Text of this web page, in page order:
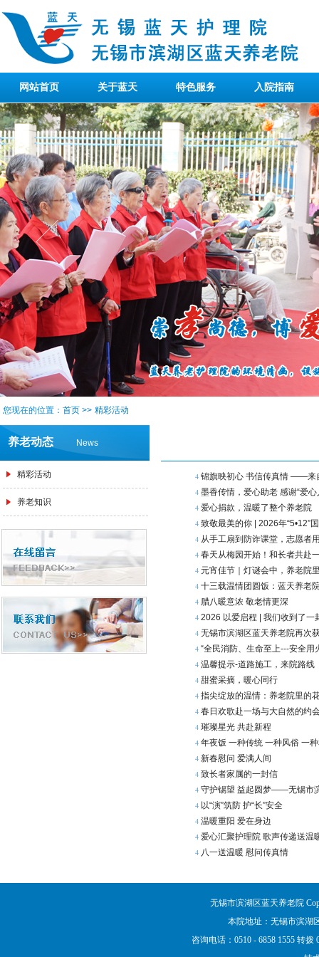
网站首页 关于蓝天 特色服务 入院指南
您现在的位置： 首页 >> 精彩活动
养老动态 News
精彩活动
养老知识
4 锦旗映初心 书信传真情 ——来
4 墨香传情，爱心助老 感谢“爱
4 爱心捐款，温暖了整个养老院
4 致敬最美的你 | 2026年“5•12”
4 从手工扇到防诈课堂，志愿者
4 春天从梅园开始！和长者共赴
4 元宵佳节｜灯谜会中，养老院
4 十三载温情团圆饭：蓝天养老
4 腊八暖意浓 敬老情更深
4 2026 以爱启程 | 我们收到了一
4 无锡市滨湖区蓝天养老院再次
4 “全民消防、生命至上---安全
4 温馨提示-道路施工，来院路线
4 甜蜜采摘，暖心同行
4 指尖绽放的温情：养老院里的
4 春日欢歌赴一场与大自然的约
4 璀璨星光 共赴新程
4 年夜饭 一种传统 一种风俗 一
4 新春慰问 爱满人间
4 致长者家属的一封信
4 守护锡望 益起圆梦——无锡市
4 以“演”筑防 护“长”安全
4 温暖重阳 爱在身边
4 爱心汇聚护理院 歌声传递送温
4 八一送温暖 慰问传真情
无锡市滨湖区蓝天养老院
本院地址：无锡市滨湖
咨询电话：0510 - 6858 1555 转